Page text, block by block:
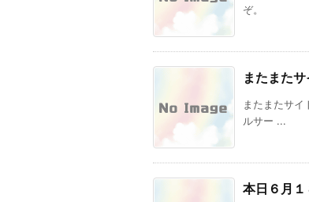
ぞ。
またまた
またまたサ
ルサー ...
本日６月